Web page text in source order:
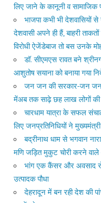
लिए जाने के कानूनी व सामाजिक
भाजपा कभी भी देशवासियों
देशवासी अपने ही हैं, बाहरी
विरोधी ऐजेंडेबाज तो बस उनके
डॉ. सीएमएस रावत बने
आशुतोष सयाना को बनाया गया
जन जन की सरकार-जन जन
मेंअब तक साढ़े छह लाख लोगों की
चारधाम यात्रा के सफल
लिए जनप्रतिनिधियों ने
बद्रीनाथ धाम से भगवान
मणि जड़ित मुकुट चोरी करने वाले
भांग एक कैंसर और अवसाद
उत्पादक पौधा
देहरादून में बन रही देश की